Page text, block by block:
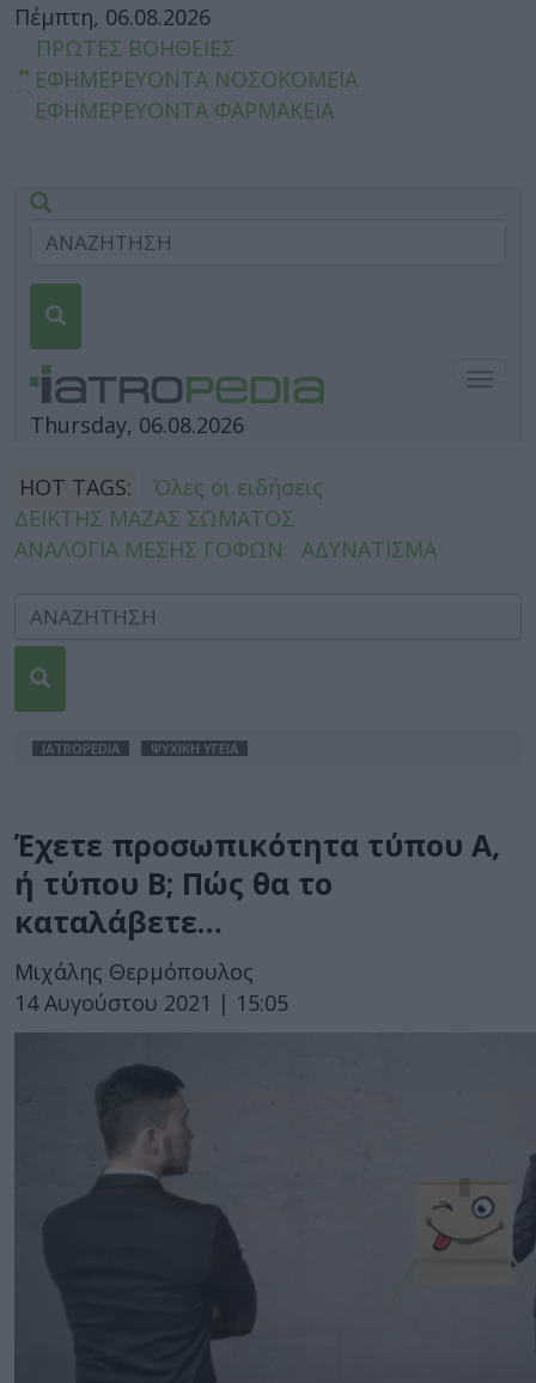
Πέμπτη, 06.08.2026
ΠΡΩΤΕΣ ΒΟΗΘΕΙΕΣ
ΕΦΗΜΕΡΕΥΟΝΤΑ ΝΟΣΟΚΟΜΕΙΑ
ΕΦΗΜΕΡΕΥΟΝΤΑ ΦΑΡΜΑΚΕΙΑ
Thursday, 06.08.2026
HOT TAGS:
Όλες οι ειδήσεις
ΔΕΙΚΤΗΣ ΜΑΖΑΣ ΣΩΜΑΤΟΣ
ΑΝΑΛΟΓΙΑ ΜΕΣΗΣ ΓΟΦΩΝ
ΑΔΥΝΑΤΙΣΜΑ
IATROPEDIA ΨΥΧΙΚΗ ΥΓΕΙΑ
Έχετε προσωπικότητα τύπου Α,
ή τύπου Β; Πώς θα το
καταλάβετε…
Μιχάλης Θερμόπουλος
14 Αυγούστου 2021 | 15:05